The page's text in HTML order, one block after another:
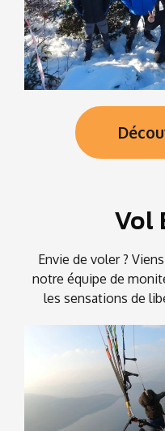
Vol
Envie de voler ?
notre équipe de
les sensations de